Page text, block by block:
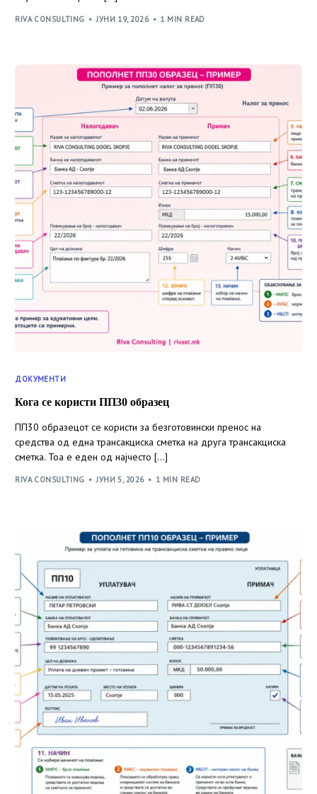
RIVA CONSULTING ЈУНИ 19, 2026 1 MIN READ
ДОКУМЕНТИ
Кога се користи ПП30 образец
ПП30 образецот се користи за безготовински пренос на
средства од една трансакциска сметка на друга трансакциска
сметка. Тоа е еден од најчесто […]
RIVA CONSULTING ЈУНИ 5, 2026 1 MIN READ